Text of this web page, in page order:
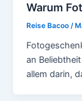
Warum
Reise Bacoo/
an
allem darin,